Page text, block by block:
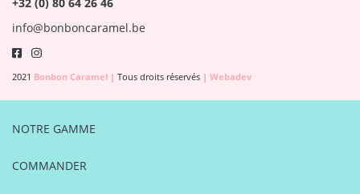
info@bonboncaramel.be
2021 Bonbon Caramel | Tous droits réservés | Webadev
NOTRE GAMME
COMMANDER